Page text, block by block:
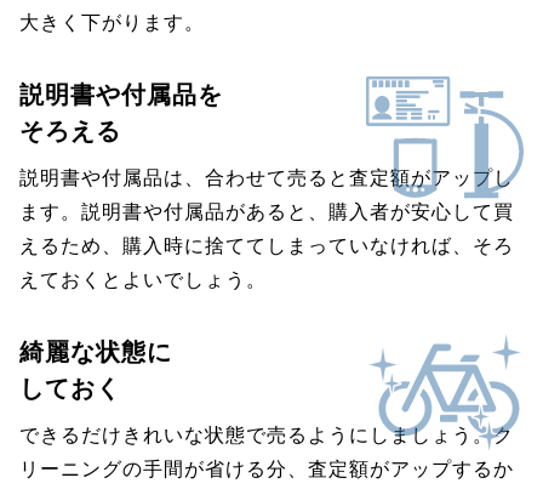
大きく下がります。
説明書や付属品を
そろえる
説明書や付属品は、合わせて売ると査定額がアップし
ます。説明書や付属品があると、購入者が安心して買
えるため、購入時に捨ててしまっていなければ、そろ
えておくとよいでしょう。
綺麗な状態に
しておく
できるだけきれいな状態で売るようにしましょう。ク
リーニングの手間が省ける分、査定額がアップするか